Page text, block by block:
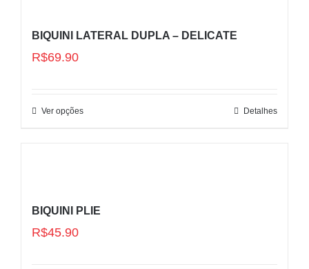
BIQUINI LATERAL DUPLA – DELICATE
R$69.90
Ver opções Detalhes
BIQUINI PLIE
R$45.90